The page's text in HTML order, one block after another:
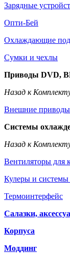
Зарядные
Опти-Бей
Охлаждающие
Сумки и чехлы
Приводы DVD,
Назад к
Внешние
Системы
Назад к
Вентиляторы для
Кулеры и системы
Термоинтерфейс
Салазки,
Корпуса
Моддинг